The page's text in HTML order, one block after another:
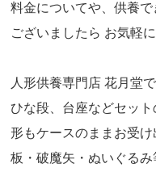
料金についてや、供養
ございましたら お気軽
人形供養専門店 花月堂
ひな段、台座などセッ
形もケースのままお受
板・破魔矢・ぬいぐるみ